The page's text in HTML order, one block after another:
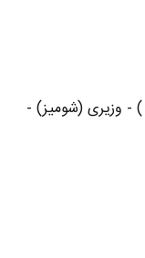
) - وزیری (شومیز) -